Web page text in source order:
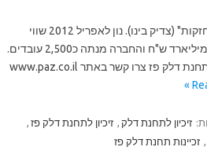
זיקוק אשדוד שבשליטת "בינו אחזקות" (צדיק בינו). נון לאפריל 2012 שווי
השוק של החברה עמד על כ5.3 מיליארד ש"ח והחברה מנתה כ2,500 עובדים.
אם ברצונכם להיות זכיינים של תחנת דלק פז צרו קשר באתר www.paz.co.il
זיכיון לתחנת דלק , זיכיון לתחנת דלק פז ,
, זכיינות תחנת דלק פז